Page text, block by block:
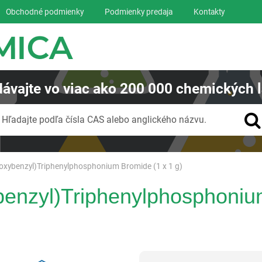
Bromide (1 x 1 g)
Obchodné podmienky Podmienky predaja Kontakty
vo viac ako200 000 chemických
Hľadajte podľa čísla CAS alebo anglického názvu.